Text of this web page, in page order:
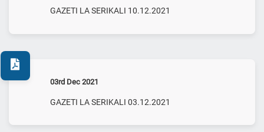
GAZETI LA SERIKALI 10.12.2021
03rd Dec 2021
GAZETI LA SERIKALI 03.12.2021